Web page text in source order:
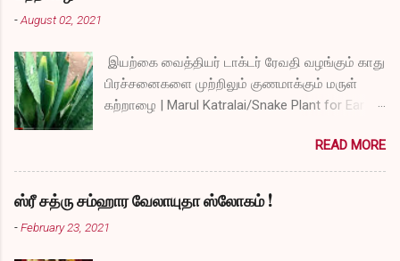
-August 02, 2021
இயற்கை வைத்தியர் டாக்டர் ரேவதி வழங்கும் காது
பிரச்சனைகளை முற்றிலும் குணமாக்கும் மருள்
கற்றாழை | Marul Katralai/Snake Plant for Ear
READ MORE
ஸ்ரீ சத்ரு சம்ஹார வேலாயுதா ஸ்லோகம் !
-February 23, 2021